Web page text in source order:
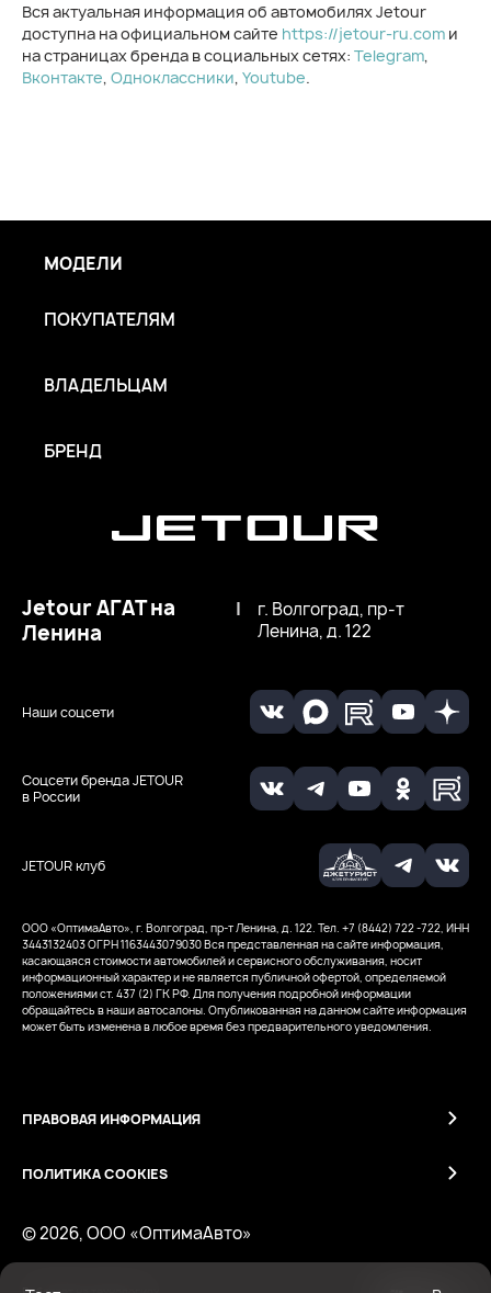
Вся актуальная информация об автомобилях Jetour
доступна на официальном сайте https://jetour-ru.com и
на страницах бренда в социальных сетях: Telegram,
Вконтакте, Одноклассники, Youtube.
JETOUR клуб
Соцсети бренда JETOUR
в России
Наши соцсети
Jetour АГАТ на
Ленина
|
г. Волгоград, пр-т
Ленина, д. 122
МОДЕЛИ
ПОКУПАТЕЛЯМ
ВЛАДЕЛЬЦАМ
БРЕНД
ООО «ОптимаАвто», г. Волгоград, пр-т Ленина, д. 122. Тел. +7 (8442) 722 -722, ИНН
3443132403ОГРН 1163443079030Вся представленная на сайте информация,
касающаяся стоимости автомобилей и сервисного обслуживания, носит
информационный характер и не является публичной офертой, определяемой
положениями ст. 437 (2) ГК РФ. Для получения подробной информации
обращайтесь в наши автосалоны. Опубликованная на данном сайте информация
может быть изменена в любое время без предварительного уведомления.
© 2026, ООО «ОптимаАвто»
ПРАВОВАЯ ИНФОРМАЦИЯ
ПОЛИТИКА COOKIES